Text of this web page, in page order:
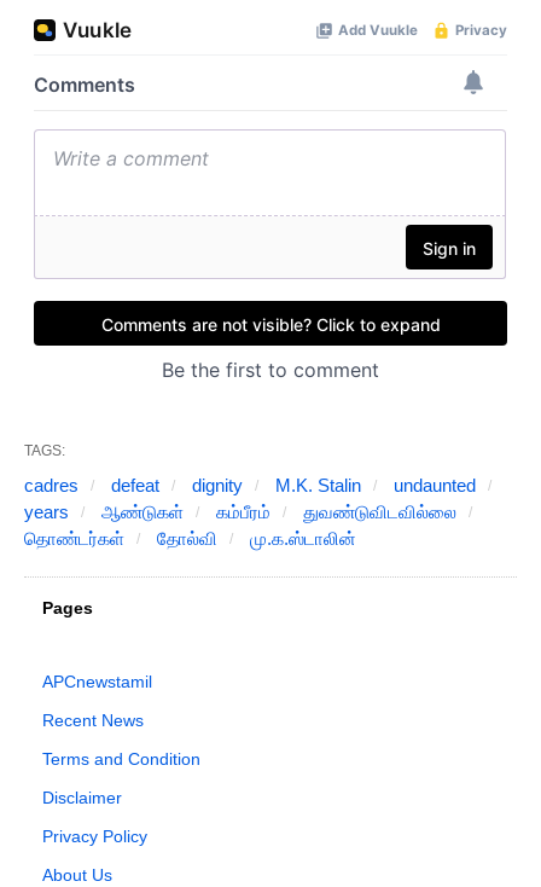
TAGS:
cadres defeat dignity M.K. Stalin
undaunted
years
ஆண்டுகள் கம்பீரம்
துவண்டுவிடவில்லை
தொண்டர்கள்
தோல்வி மு.க.ஸ்டாலின்
Pages
APCnewstamil
Recent News
Terms and Condition
Disclaimer
Privacy Policy
About Us